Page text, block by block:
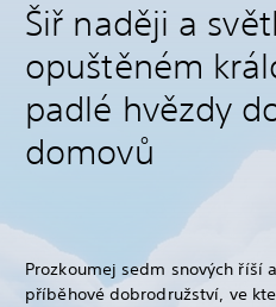
Šiř naději a
opuštěném
padlé hvězdy
domovů
Prozkoumej sedm snových říší
příběhové dobrodružství, ve